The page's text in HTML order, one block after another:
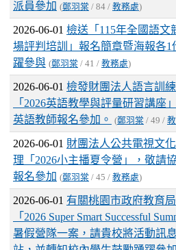
派員參加 (鄭羽棠 / 84 / 教務處)
2026-06-01 檢送「115年全國語文
場評判培訓」報名簡章暨海報各
躍參與 (鄭羽棠 / 41 / 教務處)
2026-06-01 檢發財團法人語言訓
「2026英語教學與評量研習講座
英語教師報名參加。
(鄭羽棠 / 49 /
2026-06-01 財團法人公共電視文
理「2026小主播夏令營」，敬請
報名參加 (鄭羽棠 / 45 / 教務處)
2026-06-01 有關桃園市政府教育
「2026 Super Smart Successful
暑假營隊一案，請貴校將活動訊